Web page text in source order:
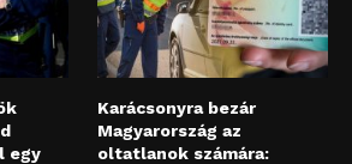
egy
Karácsonyra bezár
Magyarország az
oltatlanok számára: